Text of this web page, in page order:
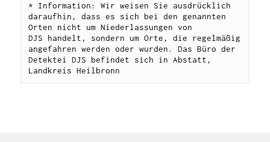
* Information: Wir weisen Sie ausdrücklich
daraufhin, dass es sich bei den genannten
Orten nicht um Niederlassungen von
DJS handelt, sondern um Orte, die regelmäßig
angefahren werden oder wurden. Das Büro der
Detektei DJS befindet sich in Abstatt,
Landkreis Heilbronn